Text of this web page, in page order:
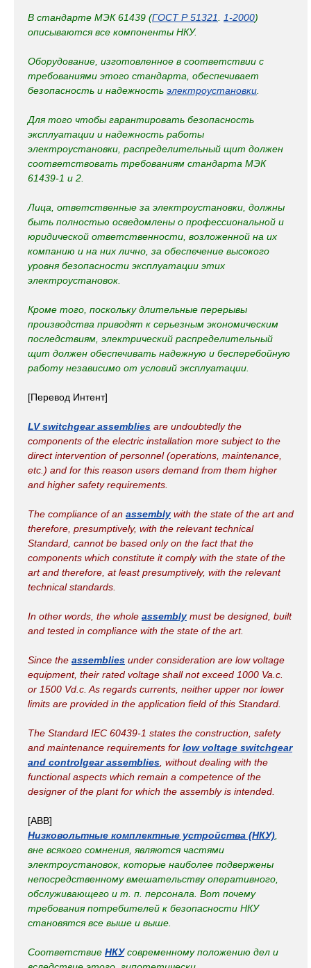
В стандарте МЭК 61439 (ГОСТ Р 51321 1-2000)
описываются все компоненты НКУ.
Оборудование, изготовленное в соответствии с
требованиями этого стандарта, обеспечивает
безопасность и надежность электроустановки
Для того чтобы гарантировать безопасность
эксплуатации и надежность работы
электроустановки, распределительный щит должен
соответствовать требованиям стандарта МЭК
61439-1 и 2.
Лица, ответственные за электроустановки, должны
быть полностью осведомлены о профессиональной и
юридической ответственности, возложенной на их
компанию и на них лично, за обеспечение высокого
уровня безопасности эксплуатации этих
электроустановок.
Кроме того, поскольку длительные перерывы
производства приводят к серьезным экономическим
последствиям, электрический распределительный
щит должен обеспечивать надежную и бесперебойную
работу независимо от условий эксплуатации.
[Перевод Интент]
LV switchgear assemblies are undoubtedly the
components of the electric installation more subject to the
direct intervention of personnel (operations, maintenance,
etc.) and for this reason users demand from them higher
and higher safety requirements.
The compliance of an assemblywith the state of the art and
therefore, presumptively, with the relevant technical
Standard, cannot be based only on the fact that the
components which constitute it comply with the state of the
art and therefore, at least presumptively, with the relevant
technical standards.
In other words, the whole assemblymust be designed, built
and tested in compliance with the state of the art.
Since the assemblies under consideration are low voltage
equipment, their rated voltage shall not exceed 1000 Va.c.
or 1500 Vd.c. As regards currents, neither upper nor lower
limits are provided in the application field of this Standard.
The Standard IEC 60439-1 states the construction, safety
and maintenance requirements for low voltage switchgear
and controlgear assemblies , without dealing with the
functional aspects which remain a competence of the
designer of the plant for which the assembly is intended.
[ABB]
Низковольтные комплектные устройства (НКУ)
вне всякого сомнения, являются частями
электроустановок, которые наиболее подвержены
непосредственному вмешательству оперативного,
обслуживающего и т. п. персонала. Вот почему
требования потребителей к безопасности НКУ
становятся все выше и выше.
Соответствие НКУсовременному положению дел и